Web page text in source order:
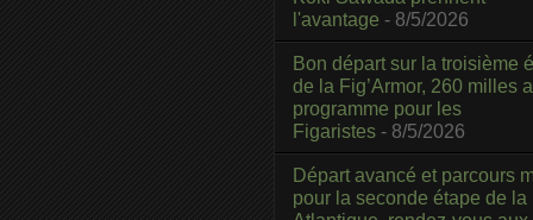
l'avantage - 8/5/2026
Bon départ sur la troisième
de la Fig’Armor, 260 milles
programme pour les
Figaristes - 8/5/2026
Départ avancé et parcours
pour la seconde étape de la